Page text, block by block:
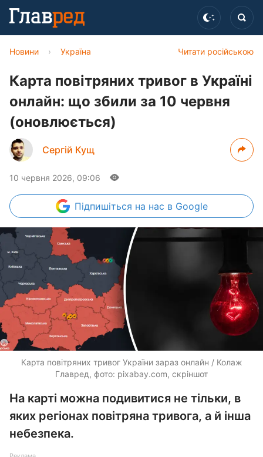
Читати російською
Новини › Україна
Карта повітряних тривог в Україні
онлайн: що збили за 10 червня
(оновлюється)
Сергій Кущ
10 червня 2026, 09:06
Підпишіться на нас в Google
Карта повітряних тривог України зараз онлайн / Колаж
Главред, фото: pixabay.com, скріншот
На карті можна подивитися не тільки, в
яких регіонах повітряна тривога, а й інша
небезпека.